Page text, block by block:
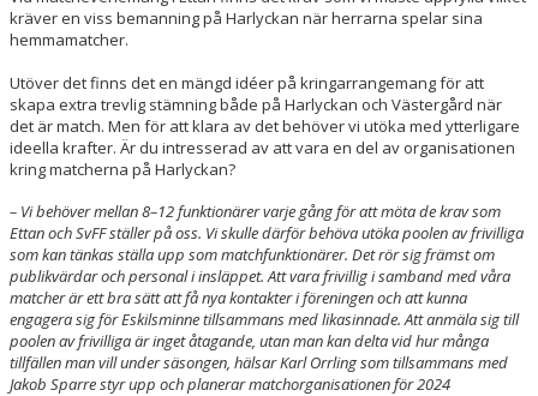
kräver en viss bemanning på Harlyckan när herrarna spelar sina
hemmamatcher.
Utöver det finns det en mängd idéer på kringarrangemang för att
skapa extra trevlig stämning både på Harlyckan och Västergård när
det är match. Men för att klara av det behöver vi utöka med ytterligare
ideella krafter. Är du intresserad av att vara en del av organisationen
kring matcherna på Harlyckan?
– Vi behöver mellan 8–12 funktionärer varje gång för att möta de krav som
Ettan och SvFF ställer på oss. Vi skulle därför behöva utöka poolen av frivilliga
som kan tänkas ställa upp som matchfunktionärer. Det rör sig främst om
publikvärdar och personal i insläppet. Att vara frivillig i samband med våra
matcher är ett bra sätt att få nya kontakter i föreningen och att kunna
engagera sig för Eskilsminne tillsammans med likasinnade. Att anmäla sig till
poolen av frivilliga är inget åtagande, utan man kan delta vid hur många
tillfällen man vill under säsongen, hälsar Karl Orrling som tillsammans med
Jakob Sparre styr upp och planerar matchorganisationen för 2024